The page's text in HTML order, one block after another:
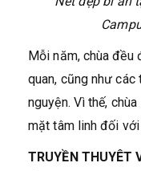
Mỗi năm, chùa đều
quan, cũng như
nguyện. Vì thế,
mặt tâm linh đối
TRUYỀN THUYÊT